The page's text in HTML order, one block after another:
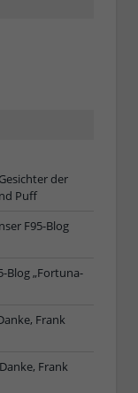
der
Puff
F95-Blog
Blog „Fortuna-
Frank
Frank